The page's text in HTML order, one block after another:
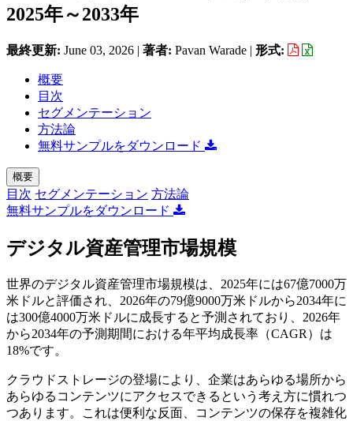
2025年～2033年
最終更新: June 03, 2026 | 著者: Pavan Warade | 形式:
概要
目次
セグメンテーション
方法論
無料サンプルをダウンロード
概要
目次 セグメンテーション 方法論
無料サンプルをダウンロード
デジタル資産管理市場規模
世界のデジタル資産管理市場規模は、2025年には67億7000万
米ドルと評価され、2026年の79億9000万米ドルから2034年に
は300億4000万米ドルに成長すると予測されており、2026年
から2034年の予測期間における年平均成長率（CAGR）は
18%です。
クラウドストレージの登場により、企業はあらゆる場所から
あらゆるコンテンツにアクセスできるという考え方に慣れつ
つあります。これは便利な反面、コンテンツの保存を複雑化